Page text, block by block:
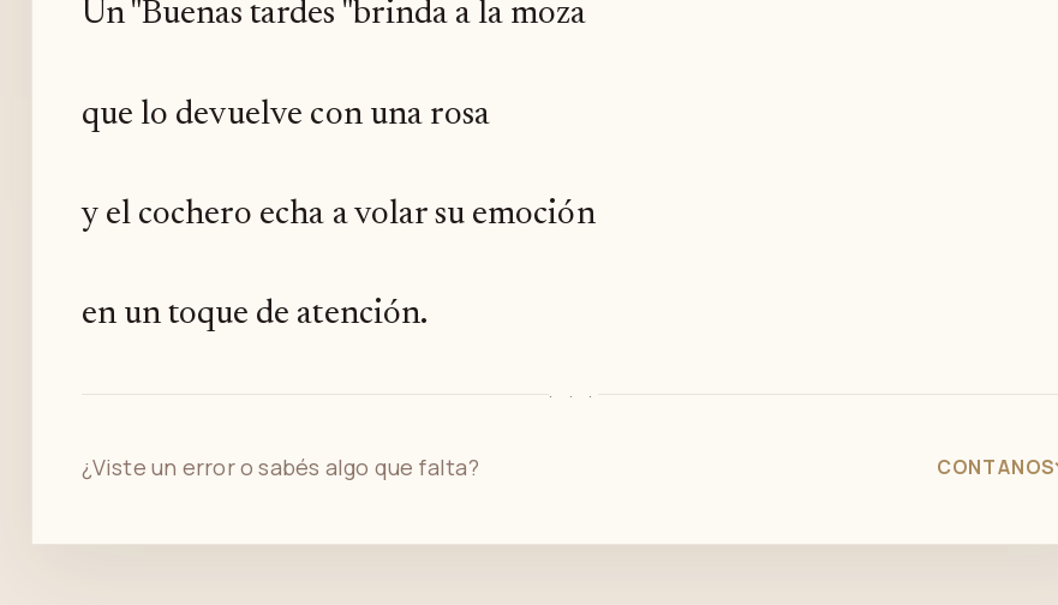
Un "Buenas tardes "brinda a la moza
que lo devuelve con una rosa
y el cochero echa a volar su emoción
en un toque de atención.
· · ·
¿Viste un error o sabés algo que falta? CONTANOS